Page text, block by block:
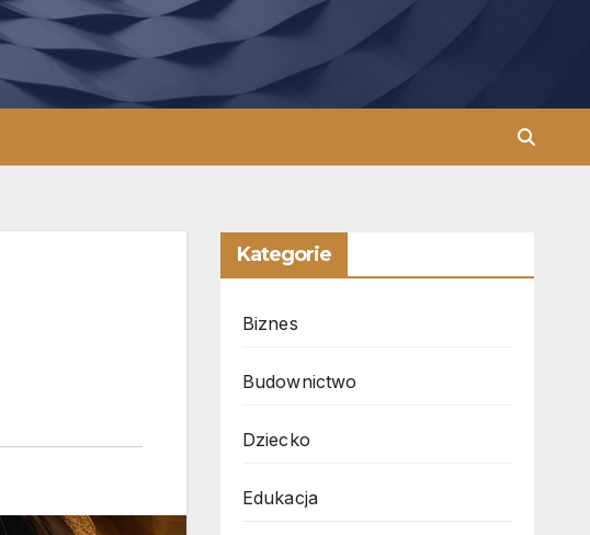
Kategorie
Biznes
Budownictwo
Dziecko
Edukacja